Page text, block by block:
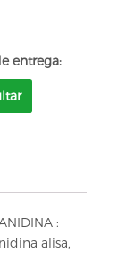
entrega:
:
alisa,